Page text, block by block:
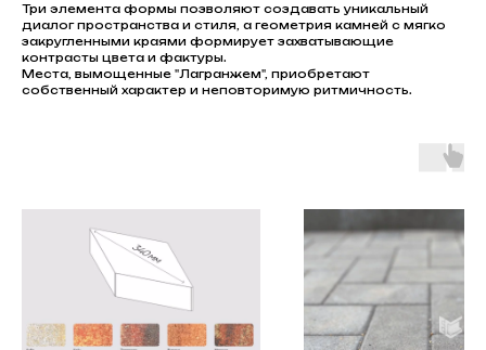
Три элемента формы позволяют создавать уникальный
диалог пространства и стиля, а геометрия камней с мягко
закругленными краями формирует захватывающие
контрасты цвета и фактуры.
Места, вымощенные "Лагранжем", приобретают
собственный характер и неповторимую ритмичность.